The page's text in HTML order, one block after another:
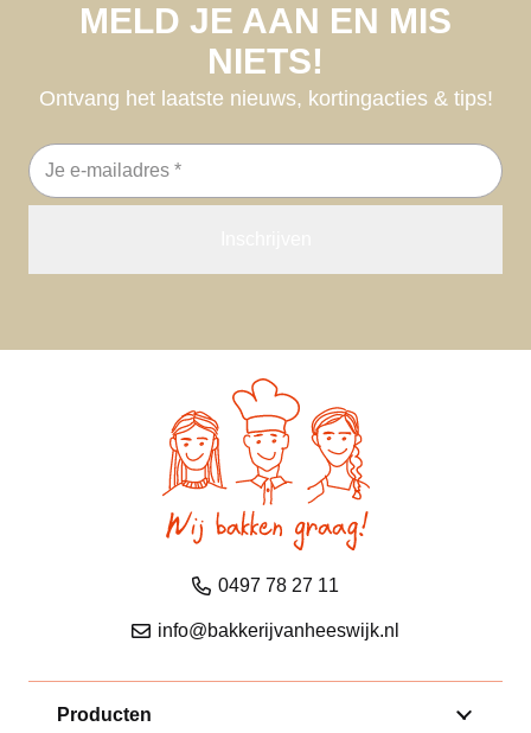
MELD JE AAN EN MIS
NIETS!
Ontvang het laatste nieuws, kortingacties & tips!
E-
mailadres
0497 78 27 11
info@bakkerijvanheeswijk.nl
Producten